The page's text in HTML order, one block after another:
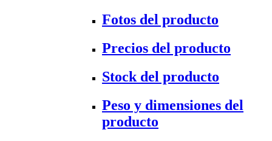
Fotos del producto
Precios del producto
Stock del producto
Peso y dimensiones del
producto